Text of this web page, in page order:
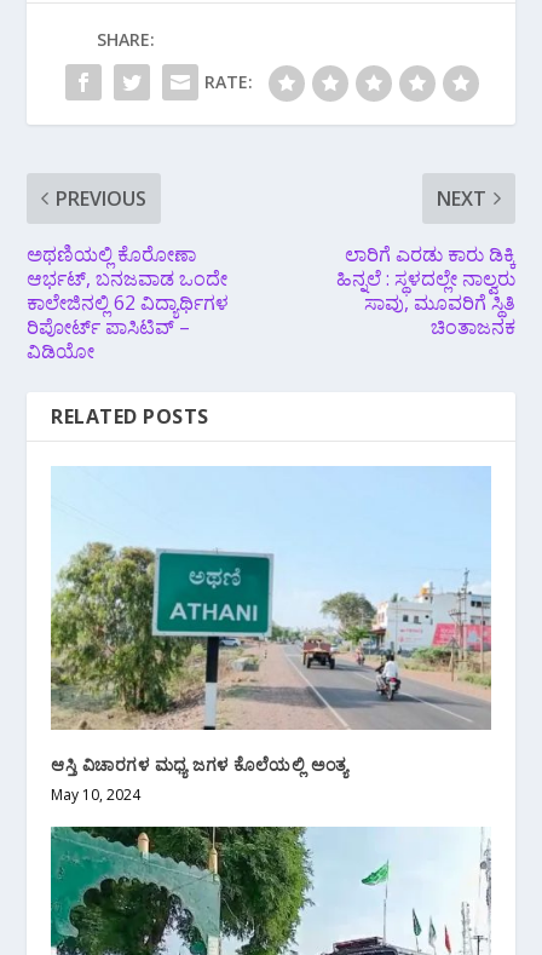
SHARE:
RATE:
PREVIOUS
ಅಥಣಿಯಲ್ಲಿ ಕೊರೋಣಾ
ಆರ್ಭಟ್, ಬನಜವಾಡ ಒಂದೇ
ಕಾಲೇಜಿನಲ್ಲಿ 62 ವಿದ್ಯಾರ್ಥಿಗಳ
ರಿಪೋರ್ಟ್ ಪಾಸಿಟಿವ್ –
ವಿಡಿಯೋ
NEXT
ಲಾರಿಗೆ ಎರಡು ಕಾರು ಡಿಕ್ಕಿ
ಹಿನ್ನಲೆ : ಸ್ಥಳದಲ್ಲೇ ನಾಲ್ವರು
ಸಾವು, ಮೂವರಿಗೆ ಸ್ಥಿತಿ
ಚಿಂತಾಜನಕ
RELATED POSTS
ಆಸ್ತಿ ವಿಚಾರಗಳ ಮಧ್ಯ ಜಗಳ ಕೊಲೆಯಲ್ಲಿ ಅಂತ್ಯ
May 10, 2024